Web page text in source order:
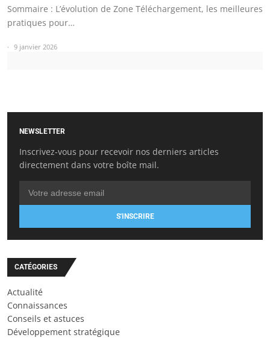
Sommaire : L’évolution de Zone Téléchargement, les meilleures
pratiques pour…
9 janvier 2026
NEWSLETTER
Inscrivez-vous pour recevoir nos derniers articles
directement dans votre boîte mail.
S'INSCRIRE
CATÉGORIES
Actualité
Connaissances
Conseils et astuces
Développement stratégique